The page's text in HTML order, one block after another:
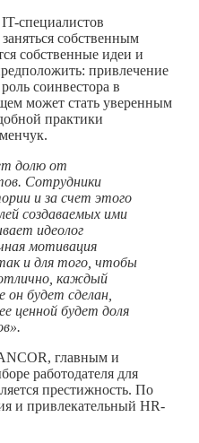
специалистов
собственным
собственные идеи и
привлечение
соинвестора в
может стать уверенным
практики
долю от
Сотрудники
и за счет этого
создаваемых ими
идеолог
мотивация
и для того, чтобы
каждый
он будет сделан,
ценной будет доля
главным и
работодателя для
престижность. По
и привлекательный HR-